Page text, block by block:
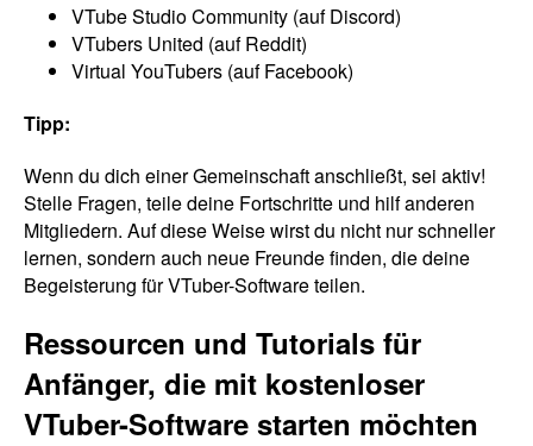
VTube Studio Community (auf Discord)
VTubers United (auf Reddit)
Virtual YouTubers (auf Facebook)
Tipp:
Wenn du dich einer Gemeinschaft anschließt, sei aktiv!
Stelle Fragen, teile deine Fortschritte und hilf anderen
Mitgliedern. Auf diese Weise wirst du nicht nur schneller
lernen, sondern auch neue Freunde finden, die deine
Begeisterung für VTuber-Software teilen.
Ressourcen und Tutorials für
Anfänger, die mit kostenloser
VTuber-Software starten möchten